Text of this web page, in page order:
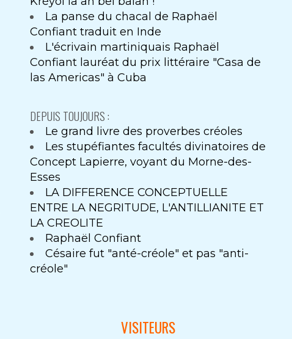
La panse du chacal de Raphaël
Confiant traduit en Inde
L'écrivain martiniquais Raphaël
Confiant lauréat du prix littéraire "Casa de
las Americas" à Cuba
DEPUIS TOUJOURS :
Le grand livre des proverbes créoles
Les stupéfiantes facultés divinatoires de
Concept Lapierre, voyant du Morne-des-
Esses
LA DIFFERENCE CONCEPTUELLE
ENTRE LA NEGRITUDE, L'ANTILLIANITE ET
LA CREOLITE
Raphaël Confiant
Césaire fut "anté-créole" et pas "anti-
créole"
VISITEURS